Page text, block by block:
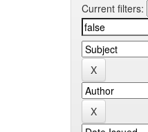
Current filters: